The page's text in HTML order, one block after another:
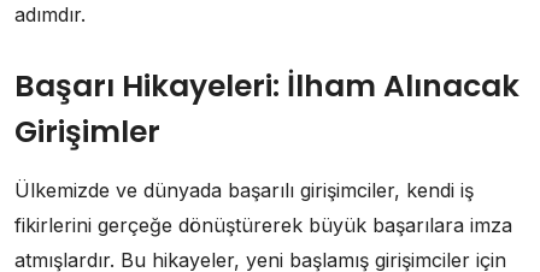
adımdır.
Başarı Hikayeleri: İlham Alınacak
Girişimler
Ülkemizde ve dünyada başarılı girişimciler, kendi iş
fikirlerini gerçeğe dönüştürerek büyük başarılara imza
atmışlardır. Bu hikayeler, yeni başlamış girişimciler için